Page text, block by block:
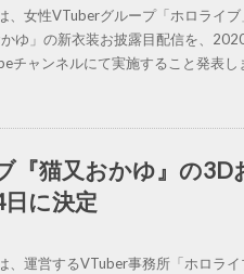
、女性VTuberグループ「ホロライ
ゆ」の新衣装お披露目配信を、
チャンネルにて実施すること発表
『猫又おかゆ』の3D
に決定
、運営するVTuber事務所「ホロラ